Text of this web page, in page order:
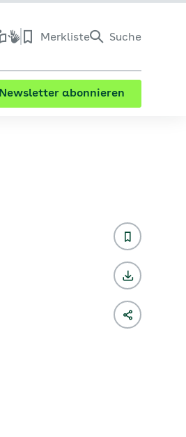
Merkliste Suche
Newsletter abonnieren